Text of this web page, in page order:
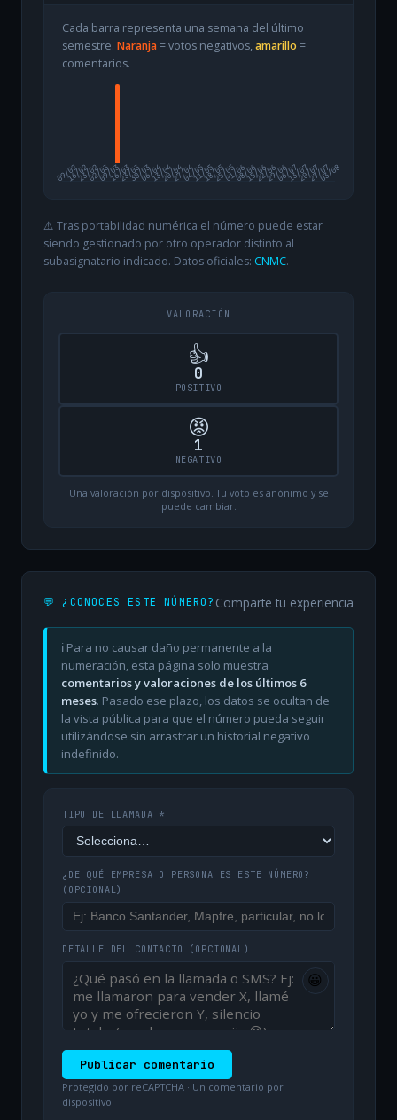
Cada barra representa una semana del último
semestre. Naranja= votos negativos, amarillo =
comentarios.
09/02
16/0223/0202/0309/0316/0323/0330/0306/0413/0420/0427/0404/0511/0518/0525/0501/0608/0615/0622/0629/0606/0713/0720/0727/07
03/08
⚠️ Tras portabilidad numérica el número puede estar
siendo gestionado por otro operador distinto al
subasignatario indicado. Datos oficiales: CNMC.
VALORACIÓN
👍
0
POSITIVO
😡
1
NEGATIVO
Una valoración por dispositivo. Tu voto es anónimo y se
puede cambiar.
💬 ¿CONOCES ESTE NÚMERO? Comparte tu experiencia
ℹ️ Para no causar daño permanente a la
numeración, esta página solo muestra
comentarios y valoraciones de los últimos 6
meses. Pasado ese plazo, los datos se ocultan de
la vista pública para que el número pueda seguir
utilizándose sin arrastrar un historial negativo
indefinido.
TIPO DE LLAMADA *
¿DE QUÉ EMPRESA O PERSONA ES ESTE NÚMERO?
(OPCIONAL)
DETALLE DEL CONTACTO (OPCIONAL)
😀
Publicar comentario
Protegido por reCAPTCHA · Un comentario por
dispositivo